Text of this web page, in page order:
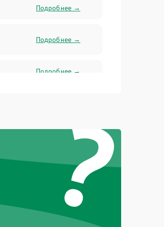
Подробнее →
Подробнее →
Подробнее →
Подробнее →
Подробнее →
Подробнее →
?